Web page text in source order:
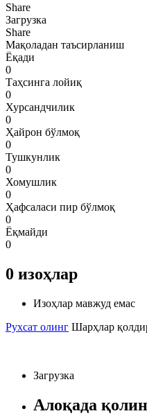
Share
Загрузка
Share
Мақоладан таъсирланиш
Ёқади
0
Таҳсинга лойиқ
0
Хурсандчилик
0
Ҳайрон бўлмоқ
0
Тушкунлик
0
Хомушлик
0
Ҳафсаласи пир бўлмоқ
0
Ёқмайди
0
0 изоҳлар
Изоҳлар мавжуд емас
Рухсат олинг Шарҳлар
Загрузка
Алоқада